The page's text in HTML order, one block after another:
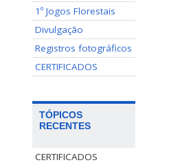
1º Jogos Florestais
Divulgação
Registros fotográficos
CERTIFICADOS
TÓPICOS
RECENTES
CERTIFICADOS